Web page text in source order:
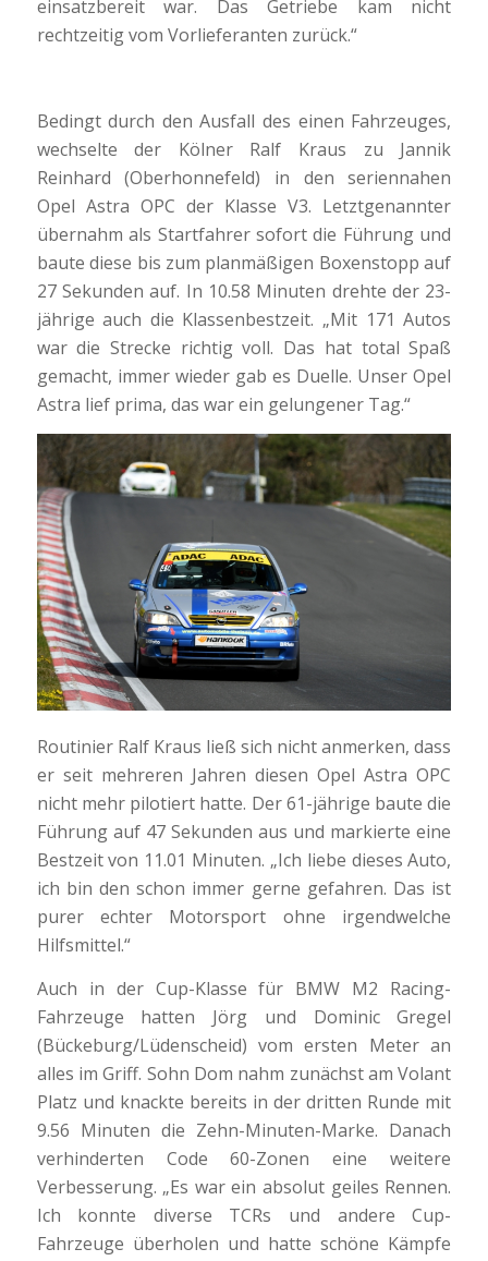
einsatzbereit war. Das Getriebe kam nicht
rechtzeitig vom Vorlieferanten zurück.“
Bedingt durch den Ausfall des einen Fahrzeuges,
wechselte der Kölner Ralf Kraus zu Jannik
Reinhard (Oberhonnefeld) in den seriennahen
Opel Astra OPC der Klasse V3. Letztgenannter
übernahm als Startfahrer sofort die Führung und
baute diese bis zum planmäßigen Boxenstopp auf
27 Sekunden auf. In 10.58 Minuten drehte der 23-
jährige auch die Klassenbestzeit. „Mit 171 Autos
war die Strecke richtig voll. Das hat total Spaß
gemacht, immer wieder gab es Duelle. Unser Opel
Astra lief prima, das war ein gelungener Tag.“
Routinier Ralf Kraus ließ sich nicht anmerken, dass
er seit mehreren Jahren diesen Opel Astra OPC
nicht mehr pilotiert hatte. Der 61-jährige baute die
Führung auf 47 Sekunden aus und markierte eine
Bestzeit von 11.01 Minuten. „Ich liebe dieses Auto,
ich bin den schon immer gerne gefahren. Das ist
purer echter Motorsport ohne irgendwelche
Hilfsmittel.“
Auch in der Cup-Klasse für BMW M2 Racing-
Fahrzeuge hatten Jörg und Dominic Gregel
(Bückeburg/Lüdenscheid) vom ersten Meter an
alles im Griff. Sohn Dom nahm zunächst am Volant
Platz und knackte bereits in der dritten Runde mit
9.56 Minuten die Zehn-Minuten-Marke. Danach
verhinderten Code 60-Zonen eine weitere
Verbesserung. „Es war ein absolut geiles Rennen.
Ich konnte diverse TCRs und andere Cup-
Fahrzeuge überholen und hatte schöne Kämpfe